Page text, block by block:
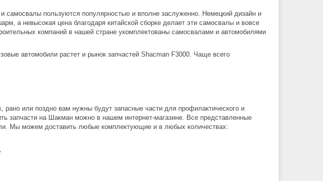
самосвалы пользуются популярностью и вполне заслуженно. Немецкий дизайн и
а невысокая цена благодаря китайской сборке делает эти самосвалы и вовсе
компаний в нашей стране укомплектованы самосвалами и автомобилями
автомобили растет и рынок запчастей Shacman F3000. Чаще всего
рано или поздно вам нужны будут запасные части для профилактического и
запчасти на Шакман можно в нашем интернет-магазине. Все представленные
Мы можем доставить любые комплектующие и в любых количествах: